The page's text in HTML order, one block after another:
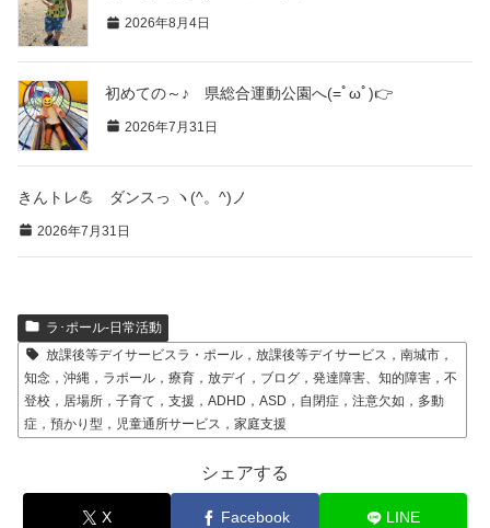
2026年8月4日
初めての～♪ 県総合運動公園へ(=ﾟωﾟ)👉
2026年7月31日
きんトレ💪 ダンスっ ヽ(^。^)ノ
2026年7月31日
ラ･ポール-日常活動
放課後等デイサービスラ・ポール，放課後等デイサービス，南城市，
知念，沖縄，ラポール，療育，放デイ，ブログ，発達障害、知的障害，不
登校，居場所，子育て，支援，ADHD，ASD，自閉症，注意欠如，多動
症，預かり型，児童通所サービス，家庭支援
シェアする
X Facebook LINE